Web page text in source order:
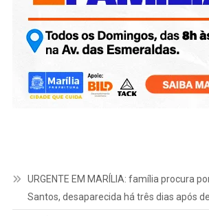
URGENTE EM MARÍLIA: família procura
Santos, desaparecida há três dias após